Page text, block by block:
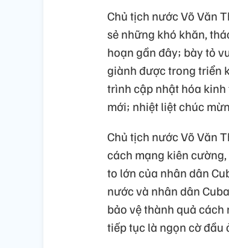
Chủ tịch nước Võ Văn
sẻ những khó khăn,
hoạn gần đây; bày tỏ
giành được trong triển
trình cập nhật hóa
mới; nhiệt liệt chúc
Chủ tịch nước Võ Văn
cách mạng kiên
to lớn của nhân dân
nước và nhân dân
bảo vệ thành quả
tiếp tục là ngọn cờ đầu